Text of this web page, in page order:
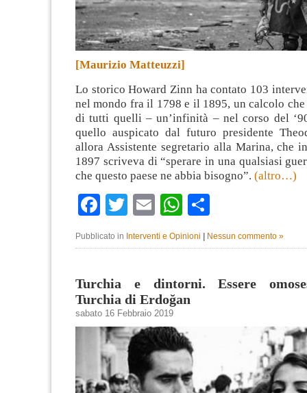
[Maurizio Matteuzzi]
Lo storico Howard Zinn ha contato 103
nel mondo fra il 1798 e il 1895, un calcolo
di tutti quelli – un’infinità – nel corso del
quello auspicato dal futuro presidente
allora Assistente segretario alla Marina, che
1897 scriveva di “sperare in una qualsiasi
che questo paese ne abbia bisogno”. (altro…)
Facebook
TwitterEmailWhatsApp
Pubblicato in Interventi e Opinioni Nessun commento »
Turchia e dintorni. Essere
Turchia di Erdoğan
sabato 16 Febbraio 2019